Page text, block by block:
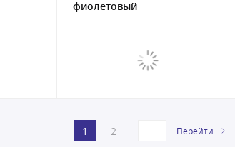
фиолетовый
1 2 Перейти